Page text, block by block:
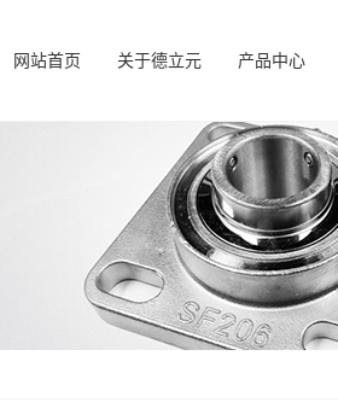
网站首页 关于德立元 产品中心